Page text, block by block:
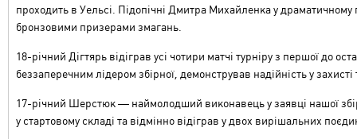
проходить в Уельсі. Підопічні Дмитра Михайленка у драматичному
бронзовими призерами змагань.
18-річний Дігтярь відіграв усі чотири матчі турніру з першої до
беззаперечним лідером збірної, демонстрував надійність у
17-річний Шерстюк — наймолодший виконавець у заявці нашої
у стартовому складі та відмінно відіграв у двох вирішальних